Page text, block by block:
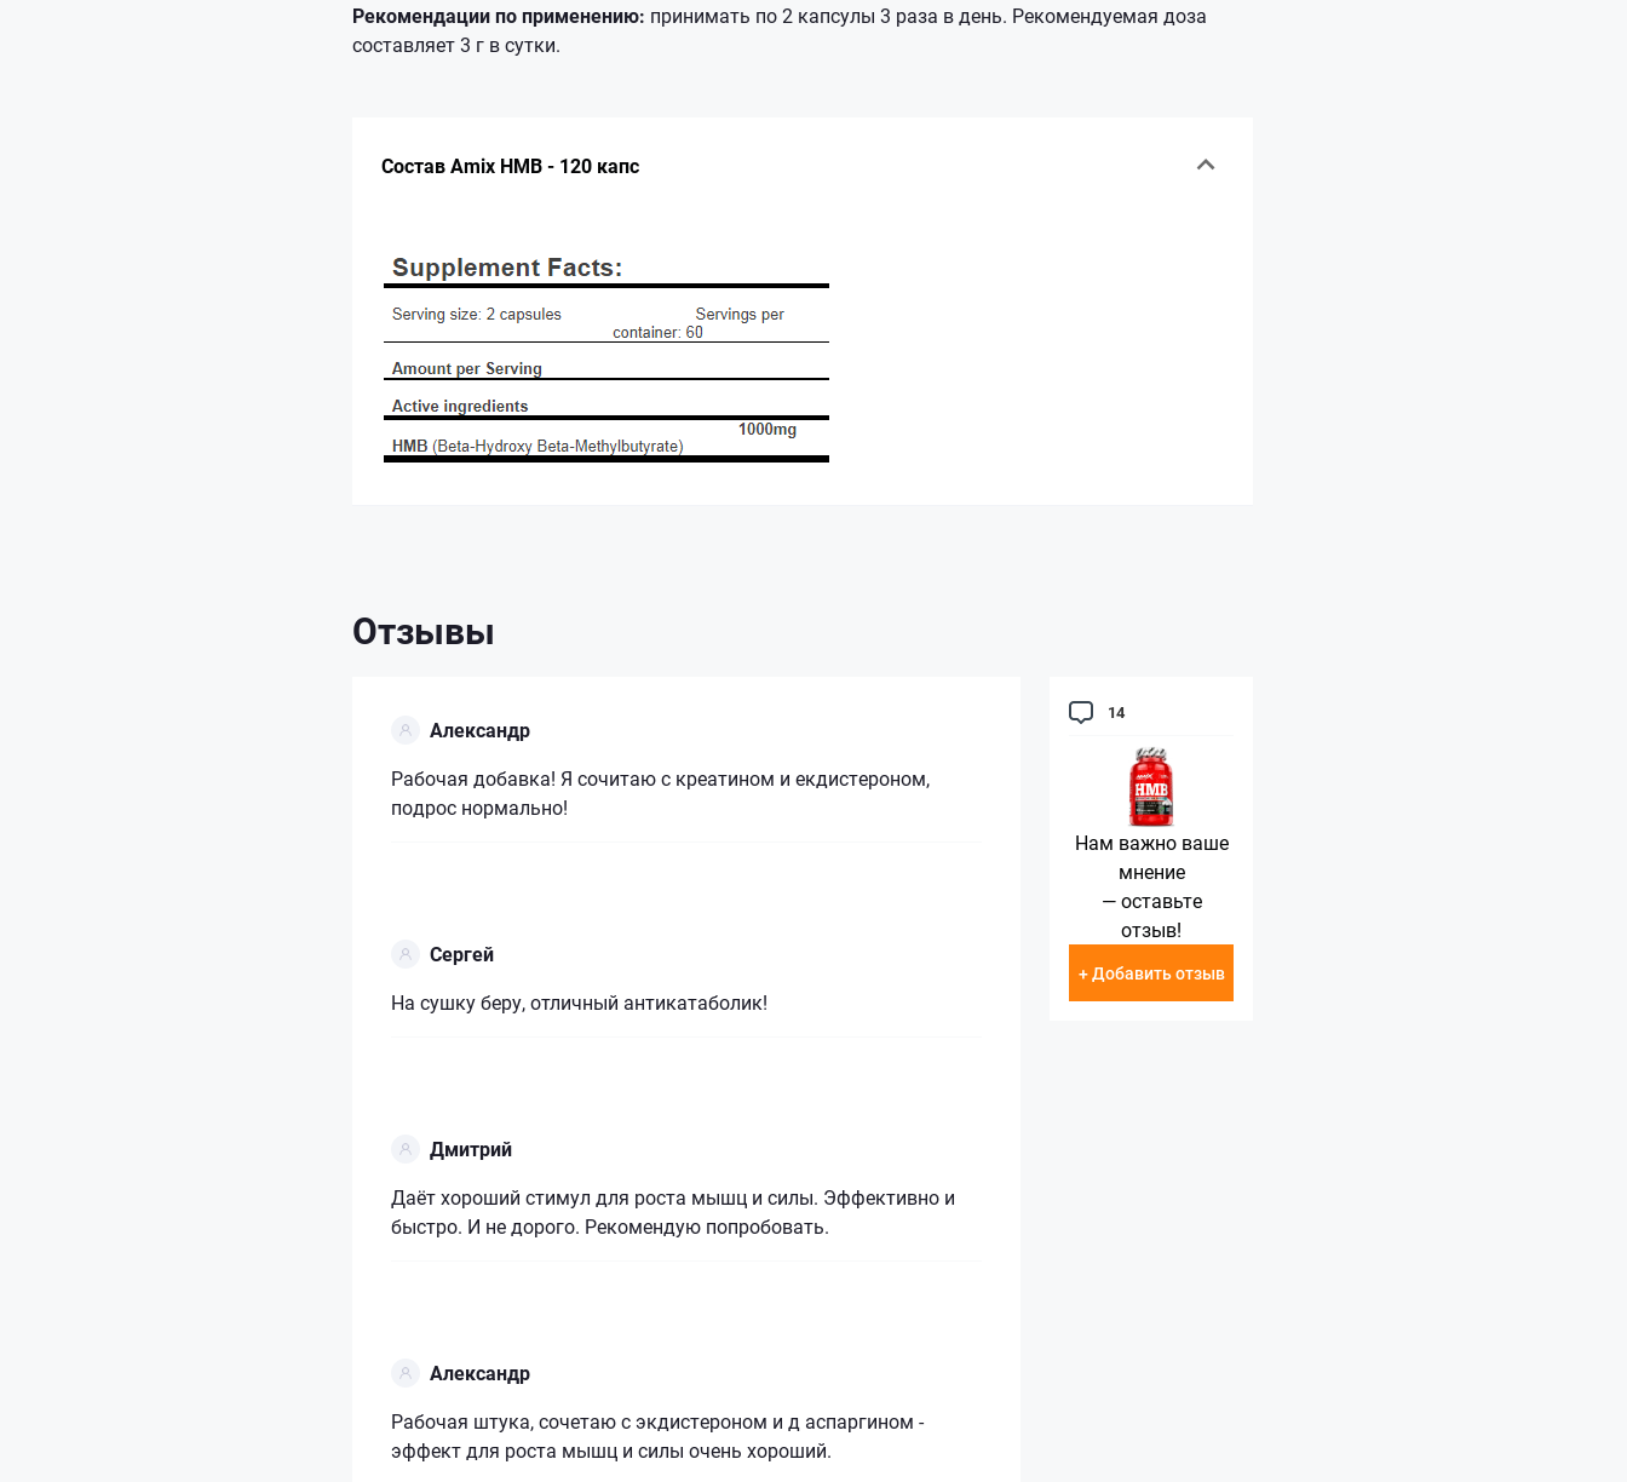
Рекомендации по применению: принимать по 2 капсулы 3 раза в день. Рекомендуемая доза
составляет 3 г в сутки.
Состав Amix HMB - 120 капс
Отзывы
14
Нам важно ваше
мнение
— оставьте
отзыв!
+ Добавить отзыв
Александр
Рабочая добавка! Я сочитаю с креатином и екдистероном,
подрос нормально!
Сергей
На сушку беру, отличный антикатаболик!
Дмитрий
Даёт хороший стимул для роста мышц и силы. Эффективно и
быстро. И не дорого. Рекомендую попробовать.
Александр
Рабочая штука, сочетаю с экдистероном и д аспаргином -
эффект для роста мышц и силы очень хороший.